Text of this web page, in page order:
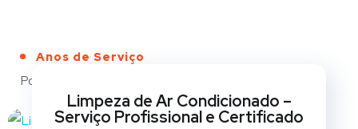
Anos de Serviço
Portfólio
Limpeza de Ar Condicionado –
Serviço Profissional e Certificado